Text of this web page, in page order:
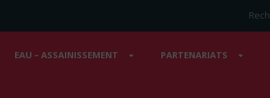
EAU – ASSAINISSEMENT PARTENARIATS